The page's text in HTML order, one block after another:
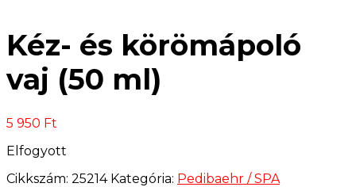
Kéz- és körömápoló
vaj (50 ml)
5 950 Ft
Elfogyott
Cikkszám: 25214 Kategória: Pedibaehr / SPA